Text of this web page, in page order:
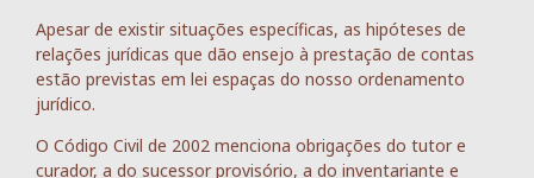
Apesar de existir situações específicas, as hipóteses de
relações jurídicas que dão ensejo à prestação de contas
estão previstas em lei espaças do nosso ordenamento
jurídico.
O Código Civil de 2002 menciona obrigações do tutor e
curador, a do sucessor provisório, a do inventariante e